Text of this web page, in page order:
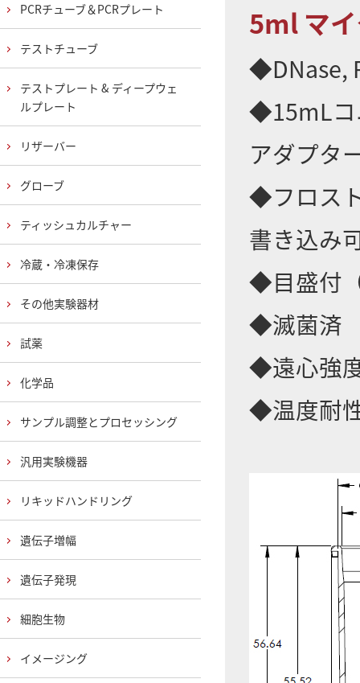
5ml マ
◆DNase,
◆15mLコ
アダプタ
◆フロス
書き込み
◆目盛付
◆滅菌済
◆遠心強
◆温度耐
PCRチューブ＆PCRプレート
テストチューブ
テストプレート & ディープウェ
ルプレート
リザーバー
グローブ
ティッシュカルチャー
冷蔵・冷凍保存
その他実験器材
試薬
化学品
サンプル調整とプロセッシング
汎用実験機器
リキッドハンドリング
遺伝子増幅
遺伝子発現
細胞生物
イメージング